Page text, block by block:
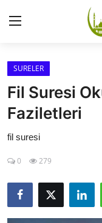
Giriş
İLETİŞİM
GÜNDEM
HAKKIMIZDA
DESTEKLİYORUM
SURELER
Fil Suresi
Faziletleri
fil suresi
0 279